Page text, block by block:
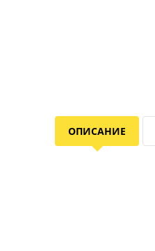
ОПИСАНИЕ